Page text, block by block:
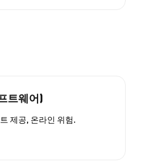
트웨어)
제공, 온라인 위험.